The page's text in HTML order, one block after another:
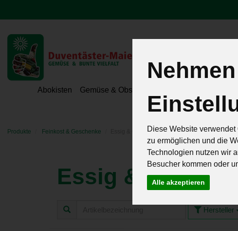
Diese Website
zu ermöglichen und die
Technologien nutzen wir
Besucher kommen oder
Alle akzeptieren
Hoeri - Gemüse
Abokisten Gemüse & Obst
Produkte Feinkost & Geschenke
Essig & Öle 15 von 259
Hersteller